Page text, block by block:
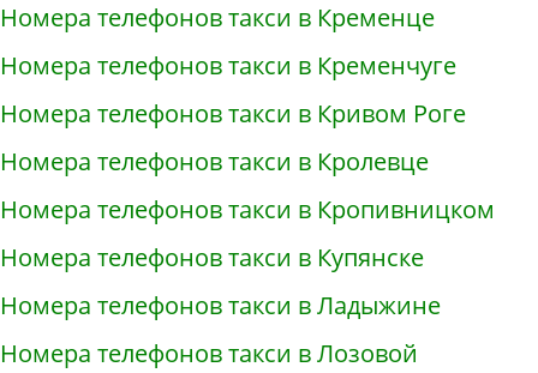
Номера телефонов такси в Кременце
Номера телефонов такси в Кременчуге
Номера телефонов такси в Кривом Роге
Номера телефонов такси в Кролевце
Номера телефонов такси в Кропивницком
Номера телефонов такси в Купянске
Номера телефонов такси в Ладыжине
Номера телефонов такси в Лозовой